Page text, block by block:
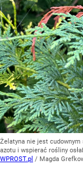
Żelatyna nie jest
azotu i wspierać rośliny
WPROST.pl / Magda